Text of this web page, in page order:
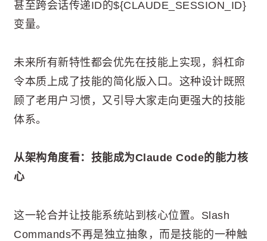
甚至跨会话传递ID的${CLAUDE_SESSION_ID}
变量。
未来所有新特性都会优先在技能上实现，斜杠命
令本质上成了技能的简化版入口。这种设计既照
顾了老用户习惯，又引导大家走向更强大的技能
体系。
从架构角度看：技能成为Claude Code的能力核
心
这一轮合并让技能系统站到核心位置。Slash
Commands不再是独立抽象，而是技能的一种触